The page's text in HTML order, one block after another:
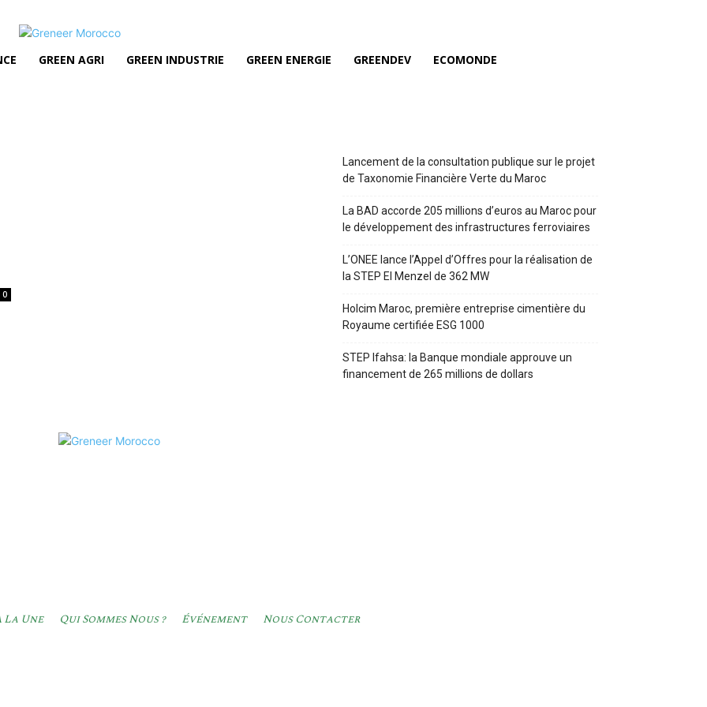
GREEN AGRI GREEN INDUSTRIE GREEN ENERGIE GREENDEV ECOMONDE
0
Lancement de la consultation publique sur le projet
de Taxonomie Financière Verte du Maroc
La BAD accorde 205 millions d’euros au Maroc pour
le développement des infrastructures ferroviaires
L’ONEE lance l’Appel d’Offres pour la réalisation de
la STEP El Menzel de 362 MW
Holcim Maroc, première entreprise cimentière du
Royaume certifiée ESG 1000
STEP Ifahsa: la Banque mondiale approuve un
financement de 265 millions de dollars
La Une Qui Sommes Nous ? Événement Nous Contacter